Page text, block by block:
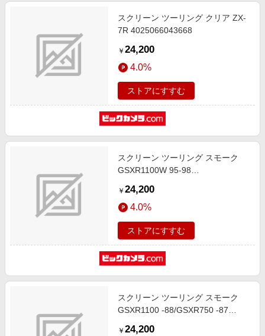
スクリーン ツーリング クリア ZX-
7R 4025066043668
￥ 24,200
4.0%
ストアにすすむ
スクリーン ツーリング スモーク
GSXR1100W 95-98
￥ 24,200
4.0%
ストアにすすむ
スクリーン ツーリング スモーク
GSXR1100 -88/GSXR750 -87
￥ 24,200